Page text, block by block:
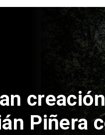
Bravo
de